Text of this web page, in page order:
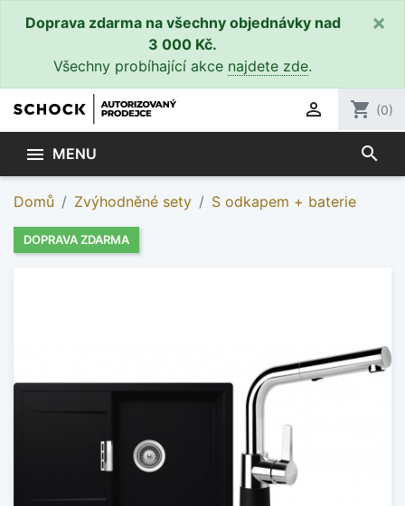
Doprava zdarma na všechny objednávky nad
3 000 Kč.
Všechny probíhající akce najdete zde.
×
 shopping_cart (0)
 MENU search
Domů Zvýhodněné sety S odkapem + baterie
DOPRAVA ZDARMA